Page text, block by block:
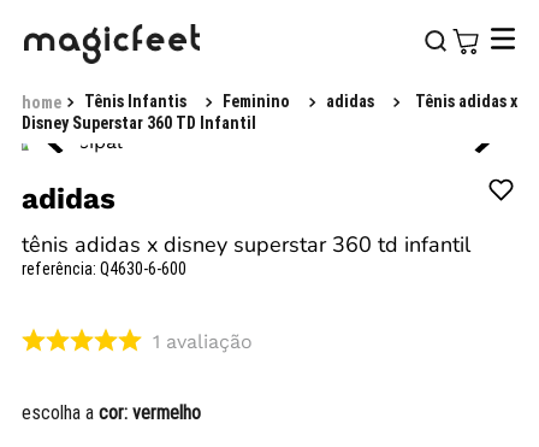
Tênis Infantis Feminino adidas
Tênis adidas x
Disney Superstar 360 TD Infantil
adidas
tênis adidas x disney superstar 360 td infantil
referência: Q4630-6-600
1 avaliação
escolha a cor: vermelho